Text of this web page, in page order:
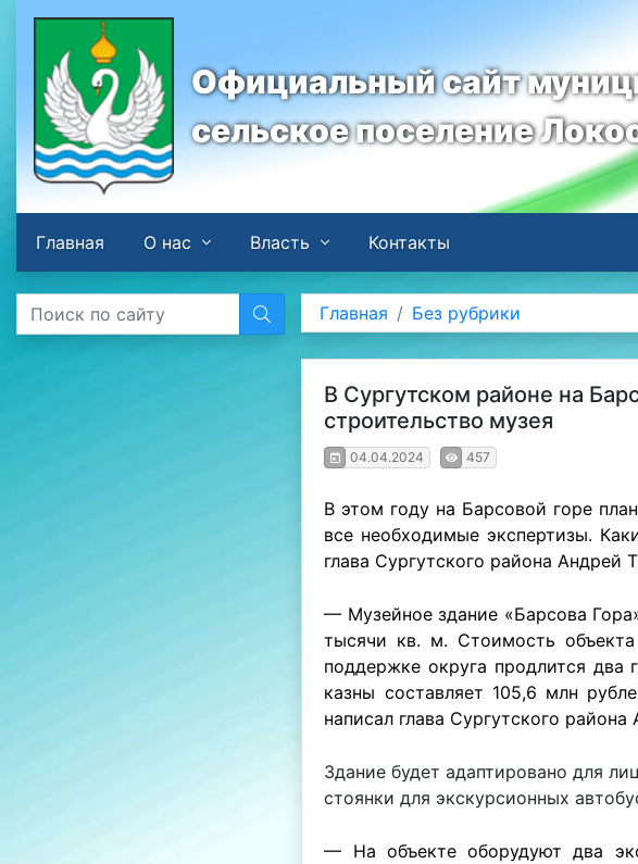
Официальный сайт
сельское поселение
Главная
О нас Власть Контакты
Главная Без рубрики
В Сургутском районе на
строительство музея
04.04.2024 457
В этом году на Барсовой горе
все необходимые экспертизы.
глава Сургутского района Андрей
— Музейное здание «Барсова
тысячи кв. м. Стоимость
поддержке округа продлится два
казны составляет 105,6 млн
написал глава Сургутского
Здание будет адаптировано для
стоянки для экскурсионных
— На объекте оборудуют два